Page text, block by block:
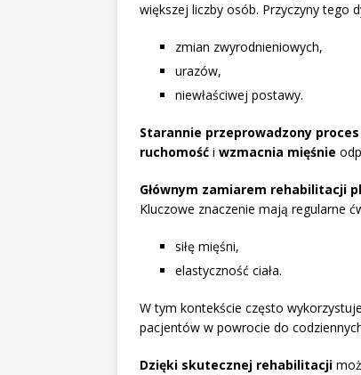
większej liczby osób. Przyczyny tego
zmian zwyrodnieniowych,
urazów,
niewłaściwej postawy.
Starannie przeprowadzony
ruchomość i wzmacnia mięśnie
Głównym zamiarem rehabilitacji
Kluczowe znaczenie mają regularne
siłę mięśni,
elastyczność ciała.
W tym kontekście często
pacjentów w powrocie do
Dzięki skutecznej rehabilitacji